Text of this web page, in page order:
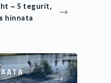
– 5 tegurit,
hinnata